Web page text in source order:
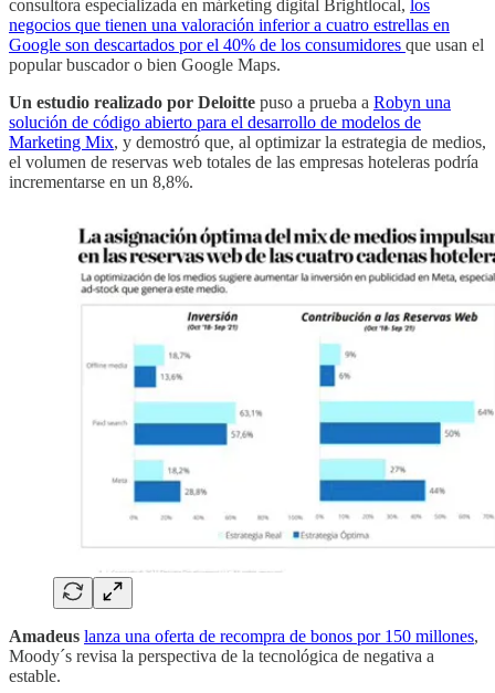
consultora especializada en márketing digital Brightlocal, los
negocios que tienen una valoración inferior a cuatro estrellas en
Google son descartados por el 40% de los consumidores que usan el
popular buscador o bien Google Maps.
Un estudio realizado por Deloitte puso a prueba a Robyn una
solución de código abierto para el desarrollo de modelos de
Marketing Mix, y demostró que, al optimizar la estrategia de medios,
el volumen de reservas web totales de las empresas hoteleras podría
incrementarse en un 8,8%.
Amadeus lanza una oferta de recompra de bonos por 150 millones,
Moody´s revisa la perspectiva de la tecnológica de negativa a
estable.